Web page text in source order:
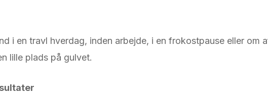
i en travl hverdag, inden arbejde, i en frokostpause eller om
lille plads på gulvet.